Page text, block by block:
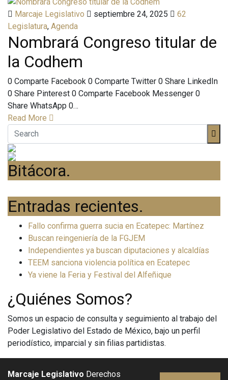
Marcaje Legislativo septiembre 24, 2025
62
Legislatura, Agenda
Nombrará Congreso titular de
la Codhem
0 Comparte Facebook 0 Comparte Twitter 0 Share LinkedIn
0 Share Pinterest 0 Comparte Facebook Messenger 0
Share WhatsApp 0…
Read More
Bitácora.
Entradas recientes.
Fallo confirma guerra sucia en Ecatepec: Martínez
Buscan reingeniería de la FGJEM
Independientes ya buscan diputaciones y alcaldías
TEEM sanciona violencia política en Ecatepec
Ya viene la Feria y Festival del Alfeñique
¿Quiénes Somos?
Somos un espacio de consulta y seguimiento al trabajo del
Poder Legislativo del Estado de México, bajo un perfil
periodístico, imparcial y sin filias partidistas.
Marcaje Legislativo Derechos